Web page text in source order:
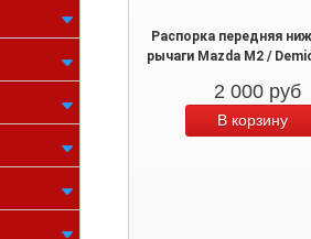
Распорка передняя
рычаги Mazda M2 /
2 000 руб